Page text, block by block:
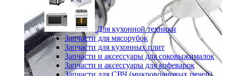
Для кухонной техники
Запчасти для мясорубок
Запчасти для кухонных плит
Запчасти и аксессуары для соковыжималок
Запчасти и аксессуары для кофеварок
Запчасти для СВЧ (микроволновых печей)